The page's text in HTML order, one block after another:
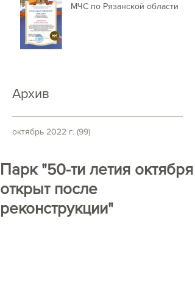
МЧС по Рязанской области
Архив
октябрь 2022 г. (99)
Парк "50-ти летия октября
открыт после
реконструкции"